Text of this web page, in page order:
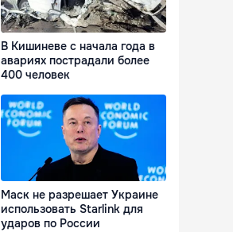
В Кишиневе с начала года в
авариях пострадали более
400 человек
Маск не разрешает Украине
использовать Starlink для
ударов по России